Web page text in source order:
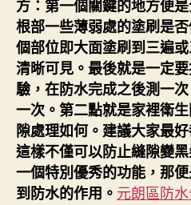
方：第一個關鍵的地方便
根部一些薄弱處的塗刷是
個部位即大面塗刷到三遍
清晰可見。最後就是一定
驗，在防水完成之後測一
一次。第二點就是家裡衛
隙處理如何。建議大家最
這樣不僅可以防止縫隙變
一個特別優秀的功能，那
到防水的作用。 元朗區防